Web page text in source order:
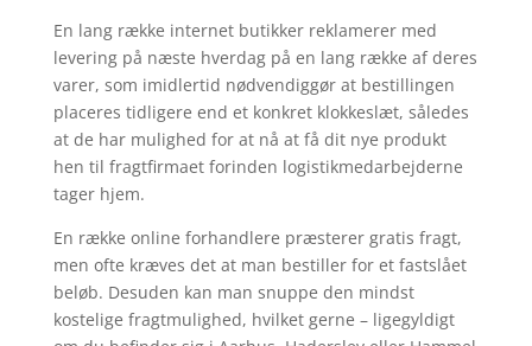
En lang række internet butikker reklamerer med
levering på næste hverdag på en lang række af deres
varer, som imidlertid nødvendiggør at bestillingen
placeres tidligere end et konkret klokkeslæt, således
at de har mulighed for at nå at få dit nye produkt
hen til fragtfirmaet forinden logistikmedarbejderne
tager hjem.
En række online forhandlere præsterer gratis fragt,
men ofte kræves det at man bestiller for et fastslået
beløb. Desuden kan man snuppe den mindst
kostelige fragtmulighed, hvilket gerne – ligegyldigt